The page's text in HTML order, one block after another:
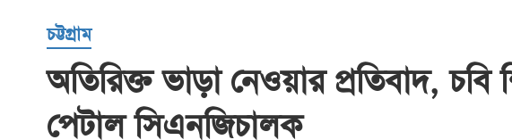
চট্টগ্রাম
অতিরিক্ত ভাড়া নেওয়ার প্রতিবাদ, চবি
পেটাল সিএনজিচালক